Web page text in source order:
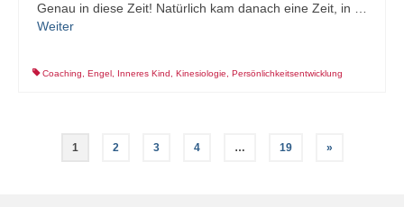
Genau in diese Zeit! Natürlich kam danach eine Zeit, in …
Weiter
Coaching, Engel , Inneres Kind , Kinesiologie, Persönlichkeitsentwicklung
Seitennummerierung
1 2 3 4 … 19 »